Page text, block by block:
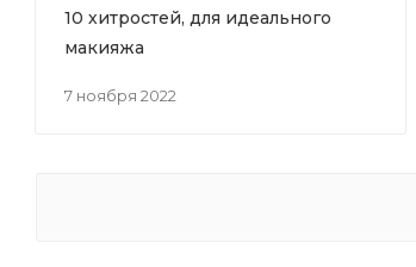
7 ноября 2022
10 хитростей, для идеального
макияжа